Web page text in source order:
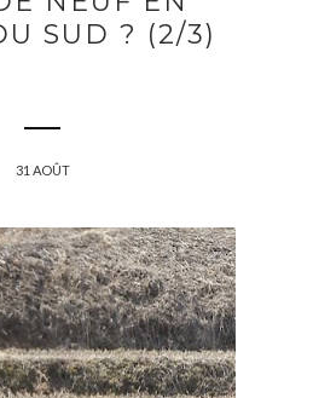
SUD ? (2/3)
31 AOÛT